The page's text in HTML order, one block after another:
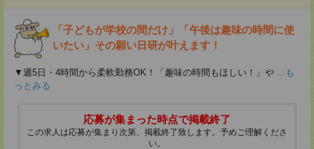
「子どもが学校の間だけ」「午後は趣味の時間に使
いたい」その願い日研が叶えます！
▼週5日・4時間から柔軟勤務OK！「趣味の時間もほしい！」や ...も
っとみる
応募が集まった時点で掲載終了
この求人は応募が集まり次第、掲載終了致します。予めご理解くださ
い。